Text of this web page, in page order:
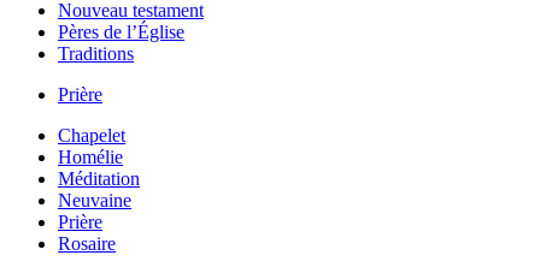
Nouveau testament
Pères de l’Église
Traditions
Prière
Chapelet
Homélie
Méditation
Neuvaine
Prière
Rosaire